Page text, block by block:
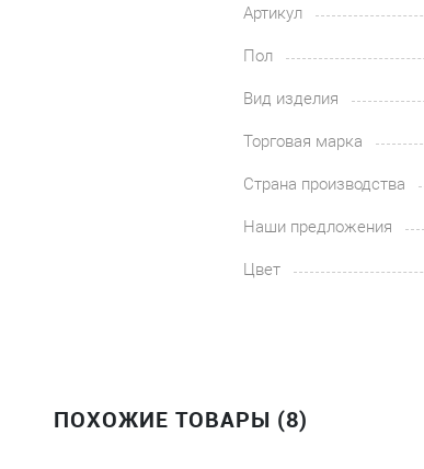
Артикул
Пол
Вид изделия
Торговая марка
Страна производства
Наши предложения
Цвет
ПОХОЖИЕ ТОВАРЫ (8)